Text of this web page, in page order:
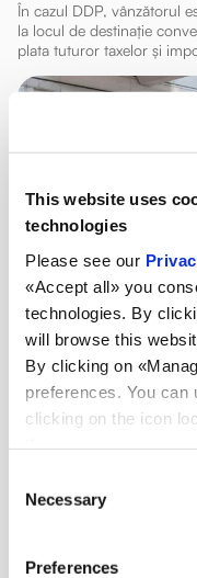
This website uses
technologies
Please see our
«Accept all» you
technologies. By
will browse this
By clicking on
preferences. You can
clicking on the icon
Selection
Necessary
Preferences
În cazul DDP, vânzătorul
la locul de destinație
plata tuturor taxelor și